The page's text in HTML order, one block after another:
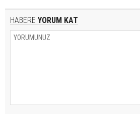
HABERE YORUM KAT